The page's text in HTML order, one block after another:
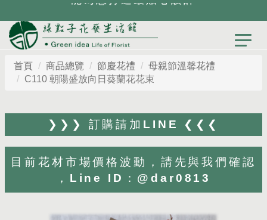
首頁 商品總覽 節慶花禮
母親節溫馨花禮
C110 朝陽盛放向日葵蘭花花束
❯❯❯ 訂購請加LINE ❮❮❮
目前花材市場價格波動，請先與我們確認
，Line ID：@dar0813